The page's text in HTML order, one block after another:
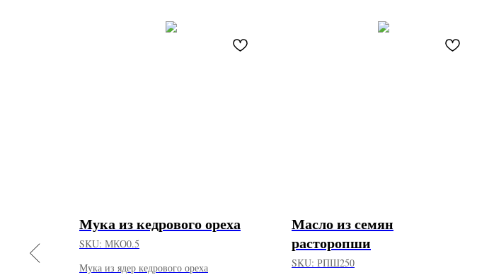
Мука из кедрового ореха
SKU: МКО0.5
Мука из ядер кедрового ореха
Масло из семян
расторопши
SKU: РПШ250